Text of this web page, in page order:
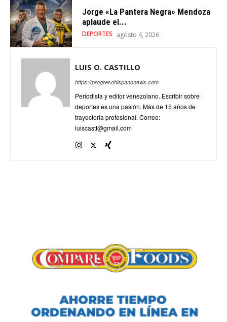
Jorge «La Pantera Negra» Mendoza
aplaude el...
DEPORTES agosto 4, 2026
LUIS O. CASTILLO
https://progresohispanonews.com
Periodista y editor venezolano. Escribir sobre
deportes es una pasión. Más de 15 años de
trayectoria profesional. Correo:
luiscastt@gmail.com